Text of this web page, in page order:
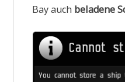
Bay auch beladene